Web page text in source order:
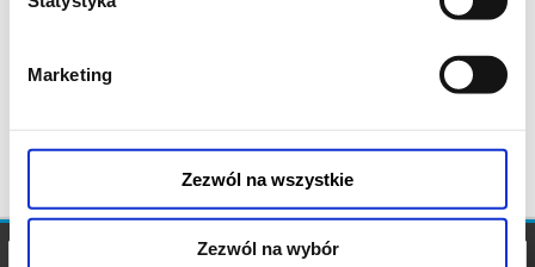
Marketing
Zezwól na wszystkie
Zezwól na wybór